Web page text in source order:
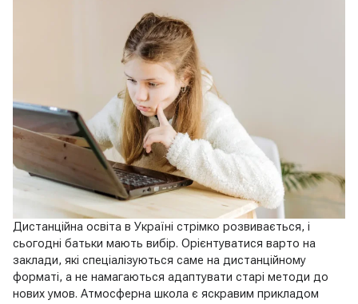
Дистанційна освіта в Україні стрімко розвивається, і
сьогодні батьки мають вибір. Орієнтуватися варто на
заклади, які спеціалізуються саме на дистанційному
форматі, а не намагаються адаптувати старі методи до
нових умов. Атмосферна школа є яскравим прикладом